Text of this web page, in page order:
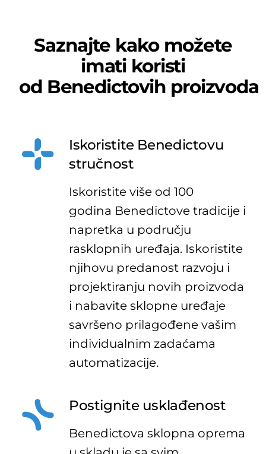
Saznajte kako možete
imati koristi
od Benedictovih proizvoda
Iskoristite Benedictovu
stručnost
Iskoristite više od 100
godina Benedictovetradicije i
napretka u području
rasklopnih uređaja. Iskoristite
njihovu predanost razvoju i
projektiranju novih proizvoda
i nabavite sklopne uređaje
savršeno prilagođene vašim
individualnim zadaćama
automatizacije.
Postignite usklađenost
Benedictova sklopna oprema